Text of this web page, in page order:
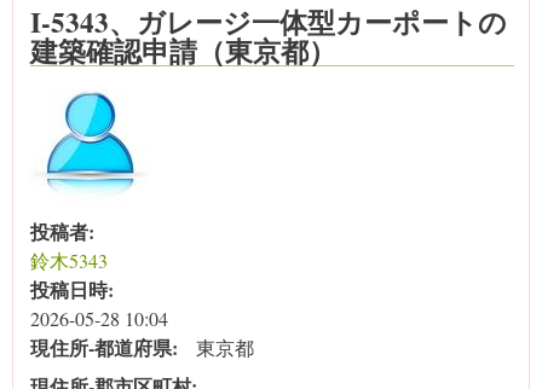
I-5343、ガレージ一体型カーポートの
建築確認申請（東京都）
投稿者:
鈴木5343
投稿日時:
2026-05-28 10:04
現住所‐都道府県: 東京都